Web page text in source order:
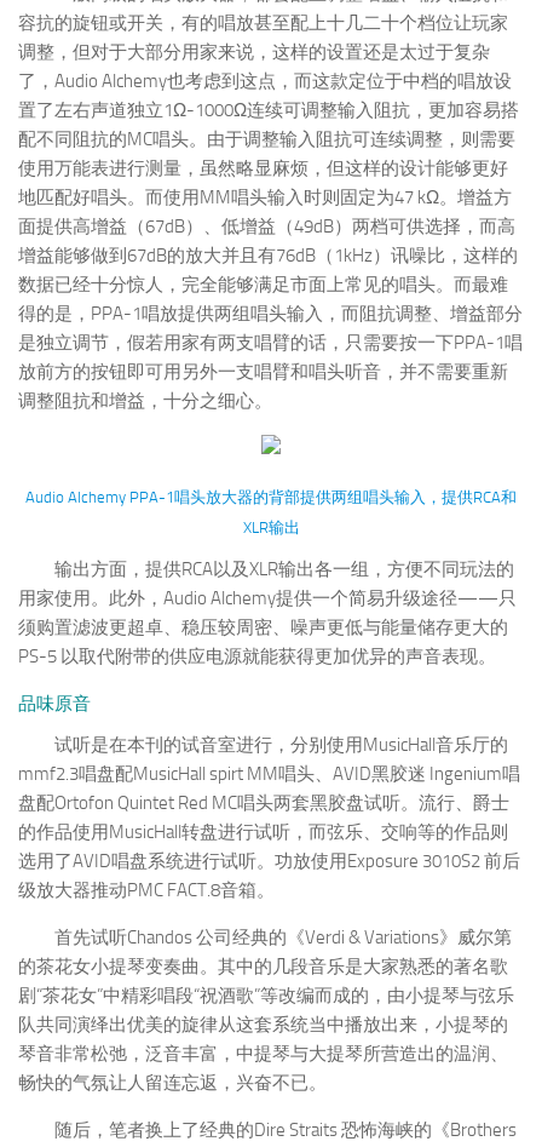
容抗的旋钮或开关，有的唱放甚至配上十几二十个档位让玩家
调整，但对于大部分用家来说，这样的设置还是太过于复杂
了，Audio Alchemy也考虑到这点，而这款定位于中档的唱放设
置了左右声道独立1Ω-1000Ω连续可调整输入阻抗，更加容易搭
配不同阻抗的MC唱头。由于调整输入阻抗可连续调整，则需要
使用万能表进行测量，虽然略显麻烦，但这样的设计能够更好
地匹配好唱头。而使用MM唱头输入时则固定为47 kΩ。增益方
面提供高增益（67dB）、低增益（49dB）两档可供选择，而高
增益能够做到67dB的放大并且有76dB（1kHz）讯噪比，这样的
数据已经十分惊人，完全能够满足市面上常见的唱头。而最难
得的是，PPA-1唱放提供两组唱头输入，而阻抗调整、增益部分
是独立调节，假若用家有两支唱臂的话，只需要按一下PPA-1唱
放前方的按钮即可用另外一支唱臂和唱头听音，并不需要重新
调整阻抗和增益，十分之细心。
Audio Alchemy PPA-1唱头放大器的背部提供两组唱头输入，提供RCA和
XLR输出
输出方面，提供RCA以及XLR输出各一组，方便不同玩法的
用家使用。此外，Audio Alchemy提供一个简易升级途径——只
须购置滤波更超卓、稳压较周密、噪声更低与能量储存更大的
PS-5 以取代附带的供应电源就能获得更加优异的声音表现。
品味原音
试听是在本刊的试音室进行，分别使用MusicHall音乐厅的
mmf2.3唱盘配MusicHall spirt MM唱头、AVID黑胶迷 Ingenium唱
盘配Ortofon Quintet Red MC唱头两套黑胶盘试听。流行、爵士
的作品使用MusicHall转盘进行试听，而弦乐、交响等的作品则
选用了AVID唱盘系统进行试听。功放使用Exposure 3010S2 前后
级放大器推动PMC FACT.8音箱。
首先试听Chandos 公司经典的《Verdi & Variations》威尔第
的茶花女小提琴变奏曲。其中的几段音乐是大家熟悉的著名歌
剧“茶花女”中精彩唱段“祝酒歌”等改编而成的，由小提琴与弦乐
队共同演绎出优美的旋律从这套系统当中播放出来，小提琴的
琴音非常松弛，泛音丰富，中提琴与大提琴所营造出的温润、
畅快的气氛让人留连忘返，兴奋不已。
随后，笔者换上了经典的Dire Straits 恐怖海峡的《Brothers